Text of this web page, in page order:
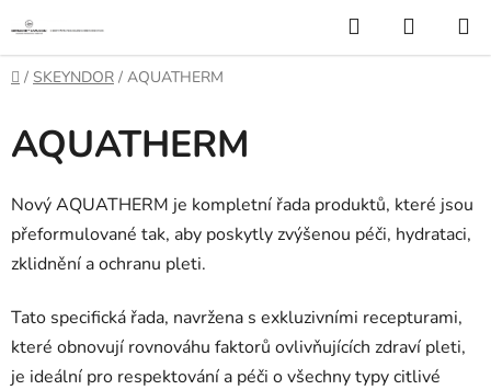
na
obsah
Hledat
KOŠÍK
Domů
/ SKEYNDOR / AQUATHERM
AQUATHERM
Nový AQUATHERM je kompletní řada produktů, které jsou
přeformulované tak, aby poskytly zvýšenou péči, hydrataci,
zklidnění a ochranu pleti.
Tato specifická řada, navržena s exkluzivními recepturami,
které obnovují rovnováhu faktorů ovlivňujících zdraví pleti,
je ideální pro respektování a péči o všechny typy citlivé